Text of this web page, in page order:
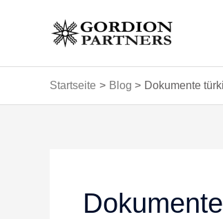
Startseite Blog Dokumente